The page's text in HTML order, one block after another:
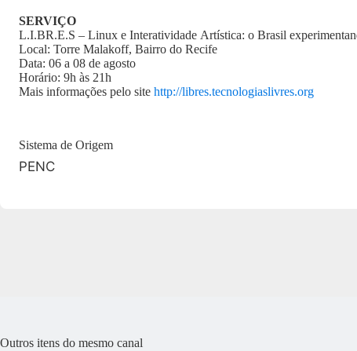
SERVIÇO
L.I.BR.E.S – Linux e Interatividade Artística: o Brasil
Local: Torre Malakoff, Bairro do Recife
Data: 06 a 08 de agosto
Horário: 9h às 21h
Mais informações pelo site http://libres.tecnologiaslivres.org
Sistema de Origem
PENC
Outros itens do mesmo canal